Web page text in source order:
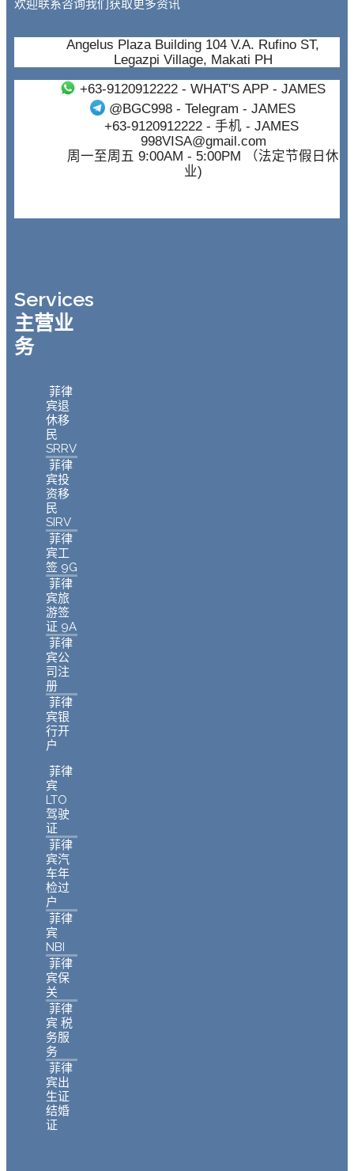
欢迎联系咨询我们获取更多资讯
Angelus Plaza Building 104 V.A. Rufino ST,
Legazpi Village, Makati PH
+63-9120912222- WHAT'S APP - JAMES
@BGC998 - Telegram - JAMES
+63-9120912222- 手机 - JAMES
998VISA@gmail.com
周一至周五 9:00AM - 5:00PM （法定节假日休
业)
Services
主营业
务
菲律
宾退
休移
民
SRRV
菲律
宾投
资移
民
SIRV
菲律
宾工
签 9G
菲律
宾旅
游签
证 9A
菲律
宾公
司注
册
菲律
宾银
行开
户
菲律
宾
LTO
驾驶
证
菲律
宾汽
车年
检过
户
菲律
宾
NBI
菲律
宾保
关
菲律
宾 税
务服
务
菲律
宾出
生证
结婚
证